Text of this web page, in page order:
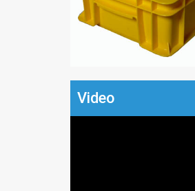
Video